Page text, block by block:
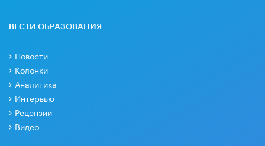
ВЕСТИ ОБРАЗОВАНИЯ
Новости
Колонки
Аналитика
Интервью
Рецензии
Видео